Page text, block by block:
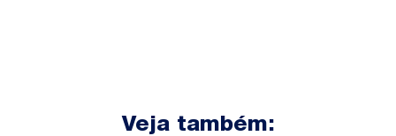
Veja também: